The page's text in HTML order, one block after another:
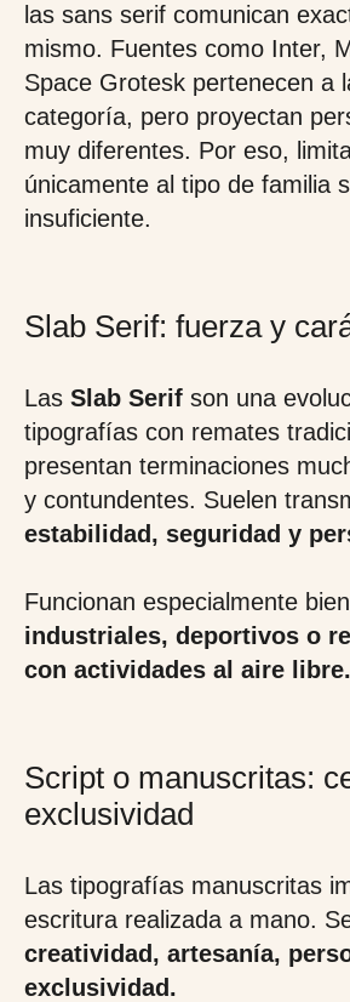
las sans serif comunican
mismo. Fuentes como Inter,
Space Grotesk pertenecen a
categoría, pero proyectan
muy diferentes. Por eso,
únicamente al tipo de familia
insuficiente.
Slab Serif: fuerza y
Las Slab Serif son una
tipografías con remates
presentan terminaciones
y contundentes. Suelen
estabilidad, seguridad y
Funcionan especialmente
industriales, deportivos o
con actividades al aire libre.
Script o manuscritas:
exclusividad
Las tipografías manuscritas
escritura realizada a mano.
creatividad, artesanía,
exclusividad.